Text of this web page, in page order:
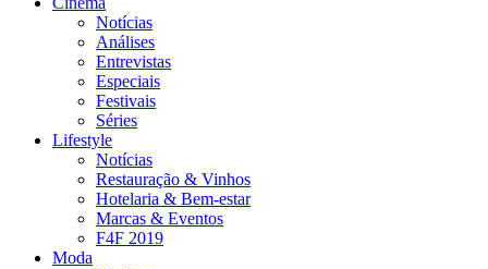
Notícias
Análises
Entrevistas
Especiais
Festivais
Séries
Lifestyle
Notícias
Restauração & Vinhos
Hotelaria & Bem-estar
Marcas & Eventos
F4F 2019
Moda